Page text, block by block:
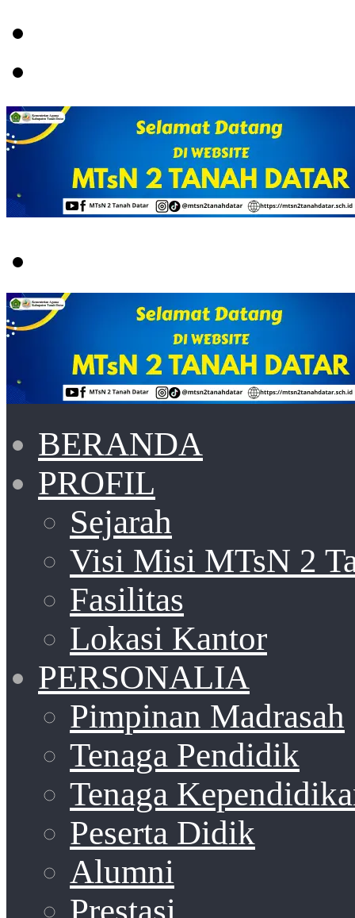
BERANDA
PROFIL
Sejarah
Visi Misi MTsN 2
Fasilitas
Lokasi Kantor
PERSONALIA
Pimpinan Madrasah
Tenaga Pendidik
Tenaga
Peserta Didik
Alumni
Prestasi